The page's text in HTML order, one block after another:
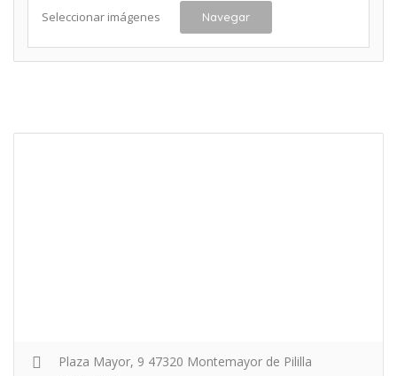
Seleccionar imágenes Navegar
Plaza Mayor, 9 47320 Montemayor de Pililla